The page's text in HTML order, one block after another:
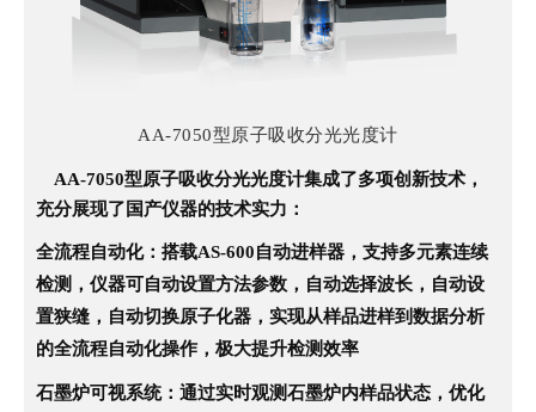
AA-7050型原子吸收分光光度计
AA-7050型原子吸收分光光度计集成了多项创新技术，
充分展现了国产仪器的技术实力：
全流程自动化：搭载AS-600自动进样器，支持多元素连续
检测，仪器可自动设置方法参数，自动选择波长，自动设
置狭缝，自动切换原子化器，实现从样品进样到数据分析
的全流程自动化操作，极大提升检测效率
石墨炉可视系统：通过实时观测石墨炉内样品状态，优化